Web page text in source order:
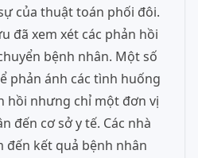
của thuật toán phối đôi.
đã xem xét các phản hồi
bệnh nhân. Một số
phản ánh các tình huống
hồi nhưng chỉ một đơn vị
đến cơ sở y tế. Các nhà
đến kết quả bệnh nhân